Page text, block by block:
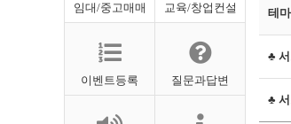
임대/중고매매 교육/창업컨설
이벤트등록 질문과답변
테
♣ 서
♣ 서